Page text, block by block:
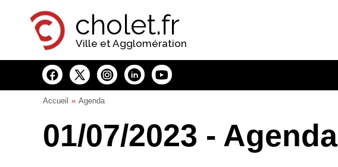
cholet.fr
Ville et Agglomération
Accueil Agenda
01/07/2023 - Agenda